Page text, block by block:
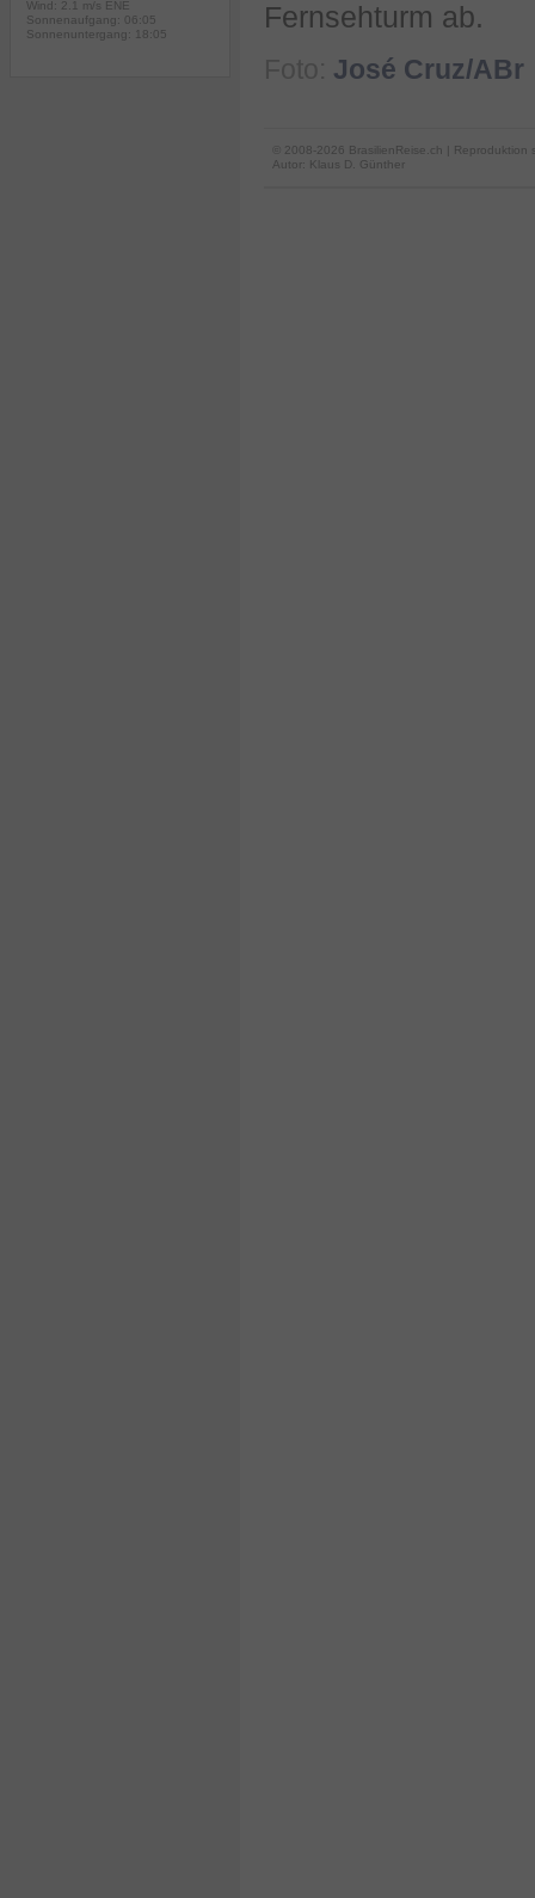
Fernsehturm ab.
José Cruz/ABr
© 2008-2026 BrasilienReise.ch | Reproduktion
Autor: Klaus D. Günther
Wind: 2.1 m/s ENE
Sonnenaufgang: 06:05
Sonnenuntergang: 18:05